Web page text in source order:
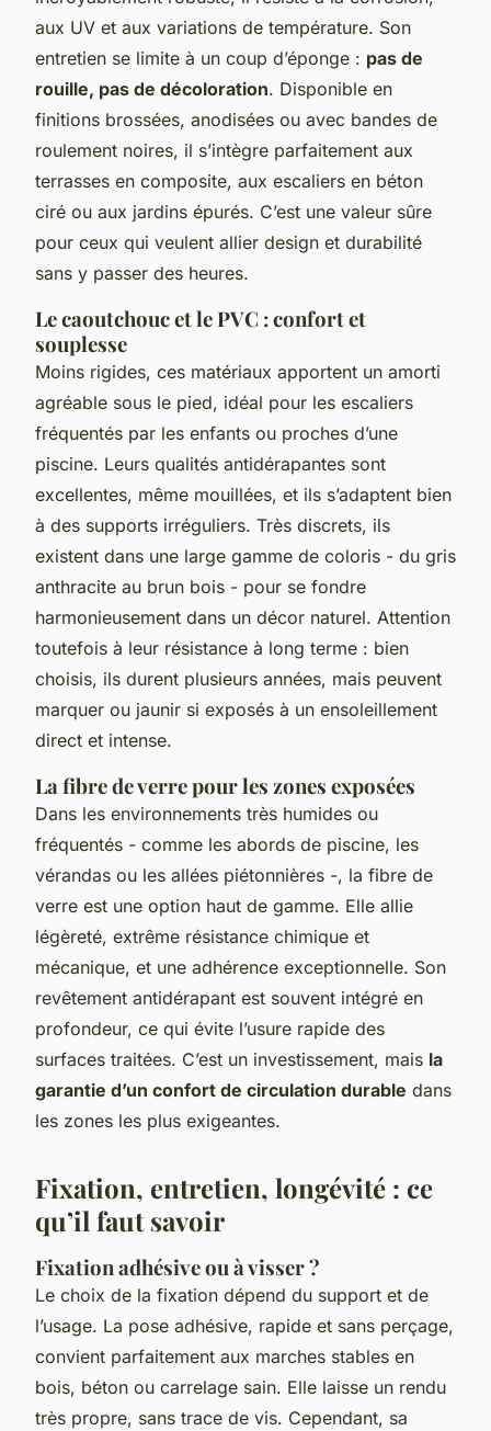
aux UV et aux variations de température. Son
entretien se limite à un coup d’éponge : pas de
rouille, pas de décoloration. Disponible en
finitions brossées, anodisées ou avec bandes de
roulement noires, il s’intègre parfaitement aux
terrasses en composite, aux escaliers en béton
ciré ou aux jardins épurés. C’est une valeur sûre
pour ceux qui veulent allier design et durabilité
sans y passer des heures.
Le caoutchouc et le PVC : confort et
souplesse
Moins rigides, ces matériaux apportent un amorti
agréable sous le pied, idéal pour les escaliers
fréquentés par les enfants ou proches d’une
piscine. Leurs qualités antidérapantes sont
excellentes, même mouillées, et ils s’adaptent bien
à des supports irréguliers. Très discrets, ils
existent dans une large gamme de coloris - du gris
anthracite au brun bois - pour se fondre
harmonieusement dans un décor naturel. Attention
toutefois à leur résistance à long terme : bien
choisis, ils durent plusieurs années, mais peuvent
marquer ou jaunir si exposés à un ensoleillement
direct et intense.
La fibre de verre pour les zones exposées
Dans les environnements très humides ou
fréquentés - comme les abords de piscine, les
vérandas ou les allées piétonnières -, la fibre de
verre est une option haut de gamme. Elle allie
légèreté, extrême résistance chimique et
mécanique, et une adhérence exceptionnelle. Son
revêtement antidérapant est souvent intégré en
profondeur, ce qui évite l’usure rapide des
surfaces traitées. C’est un investissement, mais la
garantie d’un confort de circulation durable dans
les zones les plus exigeantes.
Fixation, entretien, longévité : ce
qu’il faut savoir
Fixation adhésive ou à visser ?
Le choix de la fixation dépend du support et de
l’usage. La pose adhésive, rapide et sans perçage,
convient parfaitement aux marches stables en
bois, béton ou carrelage sain. Elle laisse un rendu
très propre, sans trace de vis. Cependant, sa